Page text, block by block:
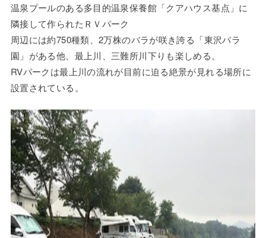
温泉プールのある多目的温泉保養館「クアハウス基点」に
隣接して作られたＲＶパーク
周辺には約750種類、2万株のバラが咲き誇る「東沢バラ
園」がある他、最上川、三難所川下りも楽しめる。
RVパークは最上川の流れが目前に迫る絶景が見れる場所に
設置されている。